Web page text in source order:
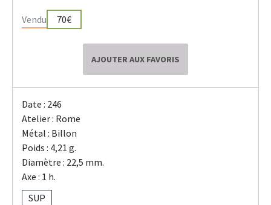
Vendu 70€
AJOUTER AUX FAVORIS
Date : 246
Atelier : Rome
Métal : Billon
Poids : 4,21 g.
Diamètre : 22,5 mm.
Axe : 1 h.
SUP